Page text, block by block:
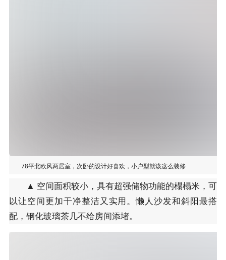
78平北欧风两居室，次卧的设计好喜欢，小户型就该这么装修
▲ 空间面积较小，具有超强储物功能的榻榻米，可
以让空间更加干净整洁又实用。懒人沙发和斜阳最搭
配，钢化玻璃茶几不给房间添堵。